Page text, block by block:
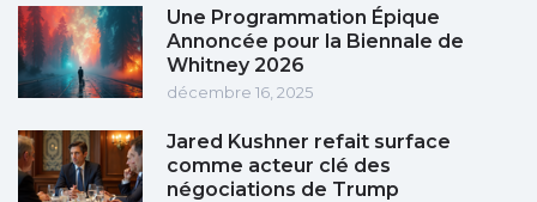
Une Programmation Épique
Annoncée pour la Biennale de
Whitney 2026
décembre 16, 2025
Jared Kushner refait surface
comme acteur clé des
négociations de Trump